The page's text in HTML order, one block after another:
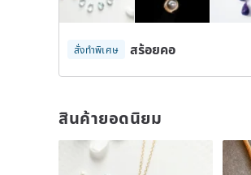
สั่งทำพิเศษ สร้อยคอ
สินค้ายอดนิยม